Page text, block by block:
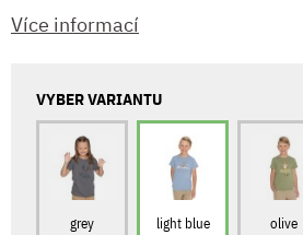
Více informací
VYBER VARIANTU
grey light blue olive